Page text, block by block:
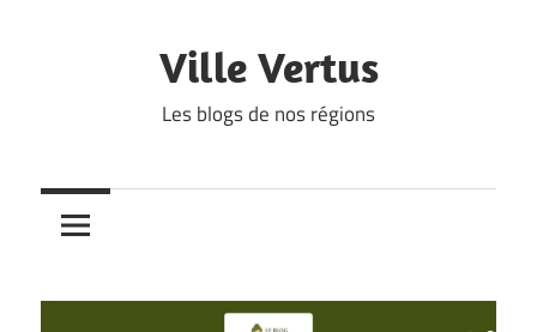
Ville Vertus
Les blogs de nos régions